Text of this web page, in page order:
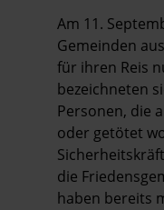
Am 11.
Gemeinden
für ihren Reis
bezeichneten
Personen, die
oder getötet
die
haben bereits